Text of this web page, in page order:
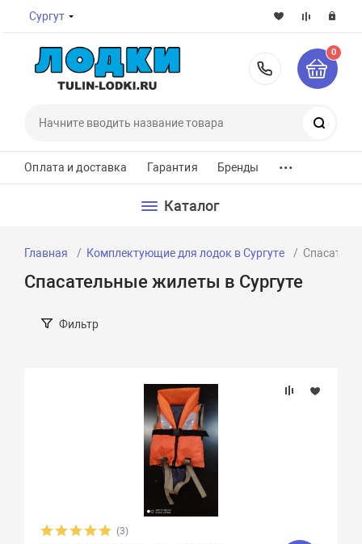
Сургут
8-800-
0
Оплата и доставка Гарантия Бренды ...
Каталог
Главная Комплектующие для лодок в Сургуте
Спасательные жилеты в Сургуте
Фильтр
Грузоподъемность
(3)